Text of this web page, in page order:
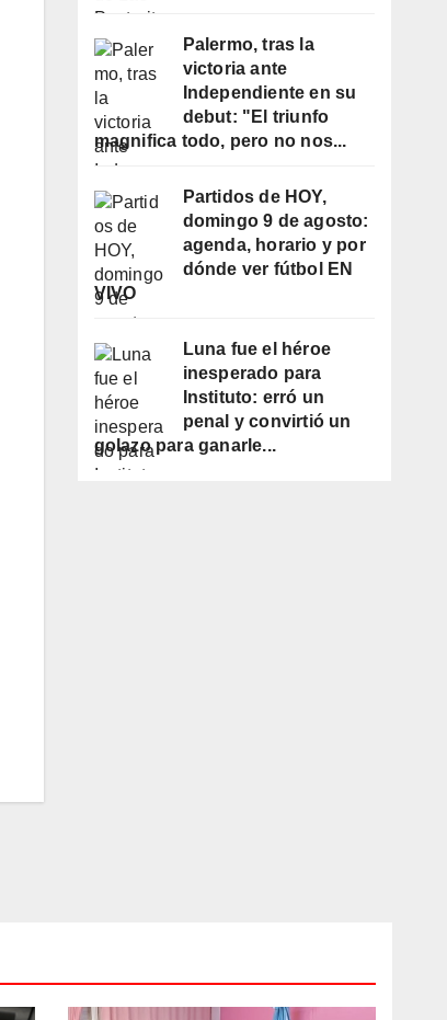
Palermo, tras la
victoria ante
Independiente en su
debut: "El triunfo
magnifica todo, pero no nos...
Partidos de HOY,
domingo 9 de agosto:
agenda, horario y por
dónde ver fútbol EN
VIVO
Luna fue el héroe
inesperado para
Instituto: erró un
penal y convirtió un
golazo para ganarle...